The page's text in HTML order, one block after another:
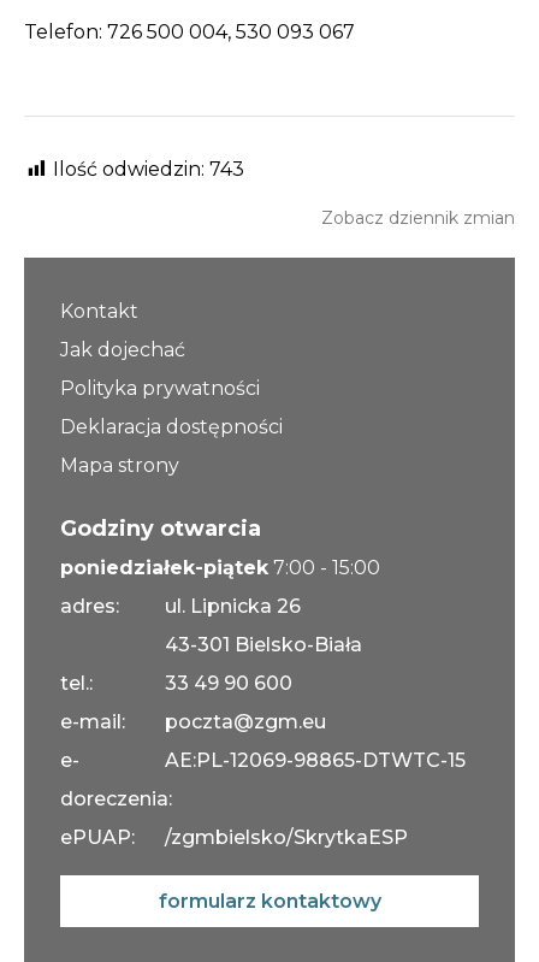
Telefon: 726 500 004, 530 093 067
Ilość odwiedzin: 743
Zobacz dziennik zmian
Kontakt
Jak dojechać
Polityka prywatności
Deklaracja dostępności
Mapa strony
Godziny otwarcia
poniedziałek-piątek 7:00 - 15:00
adres:
ul. Lipnicka 26
43-301 Bielsko-Biała
tel.:
33 49 90 600
e-mail:
poczta@zgm.eu
e-
doreczenia:
AE:PL-12069-98865-DTWTC-15
ePUAP: /zgmbielsko/SkrytkaESP
formularz kontaktowy